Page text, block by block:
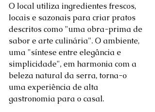
O local utiliza ingredientes frescos,
locais e sazonais para criar pratos
descritos como "uma obra-prima de
sabor e arte culinária". O ambiente,
uma "síntese entre elegância e
simplicidade", em harmonia com a
beleza natural da serra, torna-o
uma experiência de alta
gastronomia para o casal.